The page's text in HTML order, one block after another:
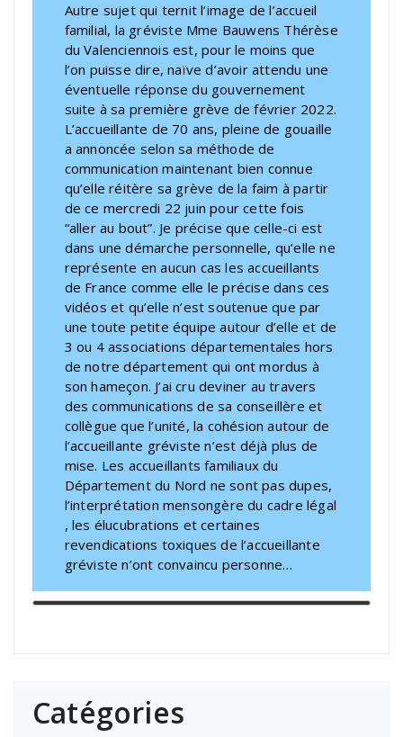
Autre sujet qui ternit l’image de l’accueil
familial, la gréviste Mme Bauwens Thérèse
du Valenciennois est, pour le moins que
l’on puisse dire, naïve d’avoir attendu une
éventuelle réponse du gouvernement
suite à sa première grève de février 2022.
L’accueillante de 70 ans, pleine de gouaille
a annoncée selon sa méthode de
communication maintenant bien connue
qu’elle réitère sa grève de la faim à partir
de ce mercredi 22 juin pour cette fois
“aller au bout”. Je précise que celle-ci est
dans une démarche personnelle, qu’elle ne
représente en aucun cas les accueillants
de France comme elle le précise dans ces
vidéos et qu’elle n’est soutenue que par
une toute petite équipe autour d’elle et de
3 ou 4 associations départementales hors
de notre département qui ont mordus à
son hameçon. J’ai cru deviner au travers
des communications de sa conseillère et
collègue que l’unité, la cohésion autour de
l’accueillante gréviste n’est déjà plus de
mise. Les accueillants familiaux du
Département du Nord ne sont pas dupes,
l’interprétation mensongère du cadre légal
, les élucubrations et certaines
revendications toxiques de l’accueillante
gréviste n’ont convaincu personne…
Catégories